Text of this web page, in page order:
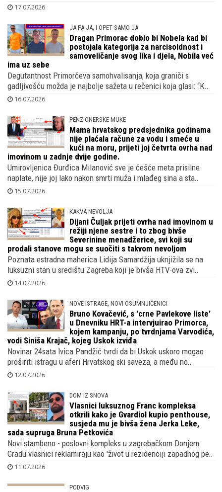
17.07.2026
JA PA JA, I OPET SAMO JA
Dragan Primorac dobio bi Nobela kad bi
postojala kategorija za narcisoidnost i
samoveličanje svog lika i djela, Nobila već
ima uz sebe
Degutantnost Primorčeva samohvalisanja, koja graniči s
gadljivošću možda je najbolje sažeta u rečenici koja glasi: “K..
16.07.2026
PENZIONERSKE MUKE
Mama hrvatskog predsjednika godinama
nije plaćala račune za vodu i smeće u
kući na moru, prijeti joj četvrta ovrha nad
imovinom u zadnje dvije godine.
Umirovljenica Đurđica Milanović sve je češće meta prisilne
naplate, nije joj lako nakon smrti muža i mlađeg sina a sta..
15.07.2026
KAKVA NEVOLJA
Dijani Čuljak prijeti ovrha nad imovinom u
režiji njene sestre i to zbog bivše
Severinine menadžerice, svi koji su
prodali stanove mogu se suočiti s takvom nevoljom
Poznata estradna maherica Lidija Samardžija uknjižila se na
luksuzni stan u središtu Zagreba koji je bivša HTV-ova zvi..
14.07.2026
NOVE ISTRAGE, NOVI OSUMNJIČENICI
Bruno Kovačević, s 'crne Pavlekove liste'
u Dnevniku HRT-a intervjuirao Primorca,
kojem kampanju, po tvrdnjama Varvodića,
vodi Siniša Krajač, kojeg Uskok izviđa
Novinar 24sata Ivica Pandžić tvrdi da bi Uskok uskoro mogao
proširiti istragu u aferi Hrvatskog ski saveza, a među no..
12.07.2026
DOM IZ SNOVA
Vlasnici luksuznog Franc kompleksa
otkrili kako je Gvardiol kupio penthouse,
susjeda mu je bivša žena Jerka Leke,
sada supruga Bruna Petkovića
Novi stambeno - poslovni kompleks u zagrebačkom Donjem
Gradu vlasnici reklamiraju kao 'život u rezidenciji zapadnog pe..
11.07.2026
PODVIG